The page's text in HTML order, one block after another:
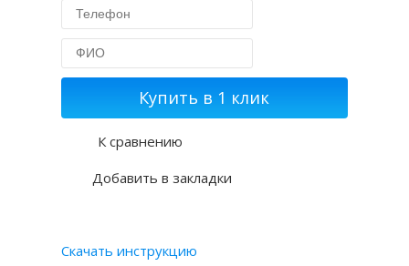
Купить в 1 клик
К сравнению
Добавить в закладки
Скачать инструкцию